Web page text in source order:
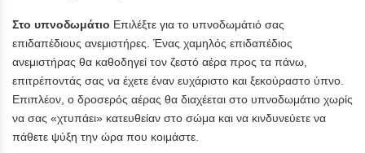
Στο υπνοδωμάτιο Επιλέξτε για το υπνοδωμάτιό σας
επιδαπέδιους ανεμιστήρες. Ένας χαμηλός επιδαπέδιος
ανεμιστήρας θα καθοδηγεί τον ζεστό αέρα προς τα πάνω,
επιτρέποντάς σας να έχετε έναν ευχάριστο και ξεκούραστο ύπνο.
Επιπλέον, ο δροσερός αέρας θα διαχέεται στο υπνοδωμάτιο χωρίς
να σας «χτυπάει» κατευθείαν στο σώμα και να κινδυνεύετε να
πάθετε ψύξη την ώρα που κοιμάστε.